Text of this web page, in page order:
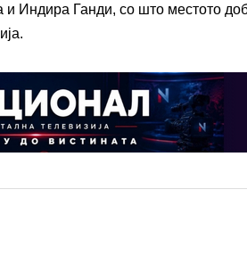
и Индира Ганди, со што местото